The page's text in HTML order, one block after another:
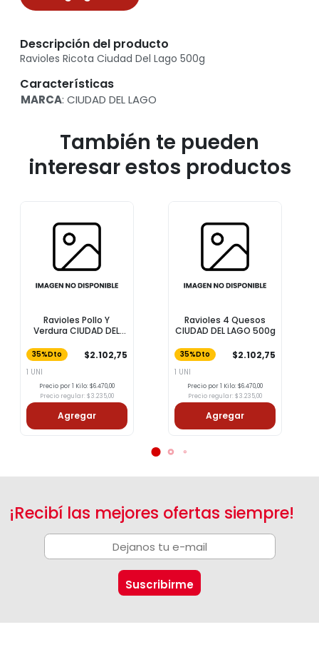
Descripción del producto
Ravioles Ricota Ciudad Del Lago 500g
Características
MARCA: CIUDAD DEL LAGO
También te pueden
interesar estos productos
Ravioles Pollo Y
Verdura CIUDAD DEL
35%Dto $2.102,75
1 UNI
Precio por 1 Kilo: $6.470,00
Precio regular: $3.235,00
Agregar
Ravioles 4 Quesos
CIUDAD DEL LAGO 500g
35%Dto $2.102,75
1 UNI
Precio por 1 Kilo: $6.470,00
Precio regular: $3.235,00
Agregar
¡Recibí las mejores ofertas siempre!